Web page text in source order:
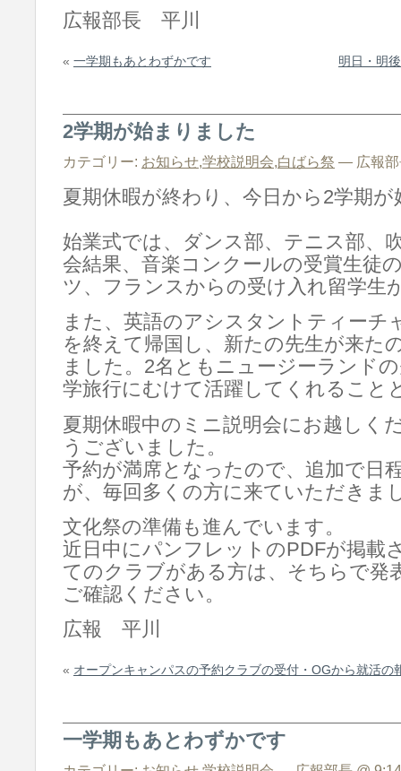
広報部長 平川
« 一学期もあとわずかです 明日・明
2学期が始まりました
カテゴリー: お知らせ 学校説明会 白ばら祭 — 広報部
夏期休暇が終わり、今日から2学期
始業式では、ダンス部、テニス部、
会結果、音楽コンクールの受賞生徒
ツ、フランスからの受け入れ留学生
また、英語のアシスタントティーチ
を終えて帰国し、新たの先生が来た
ました。2名ともニュージーランド
学旅行にむけて活躍してくれること
夏期休暇中のミニ説明会にお越しく
うございました。
予約が満席となったので、追加で日
が、毎回多くの方に来ていただきま
文化祭の準備も進んでいます。
近日中にパンフレットのPDFが掲載
てのクラブがある方は、そちらで発
ご確認ください。
広報 平川
« オープンキャンパスの予約クラブの受付・OGから就活の
一学期もあとわずかです